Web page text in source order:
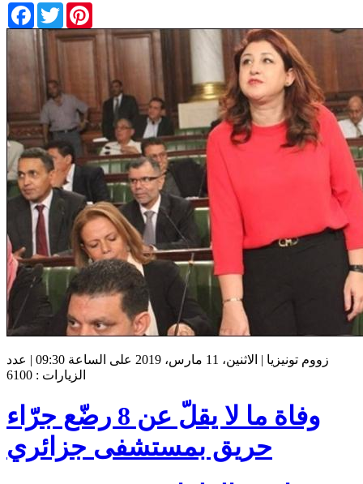
Facebook
Twitter
زووم تونيزيا | الاثنين، 11 مارس، 2019 على الساعة 09:30 | عدد
الزيارات : 6100
وفاة ما لا يقلّ عن 8 رضّع جرّاء
حريق بمستشفى جزائري